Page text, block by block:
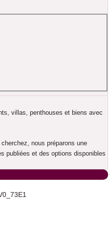
villas, penthouses et biens avec
nous préparons une
publiées et des options disponibles